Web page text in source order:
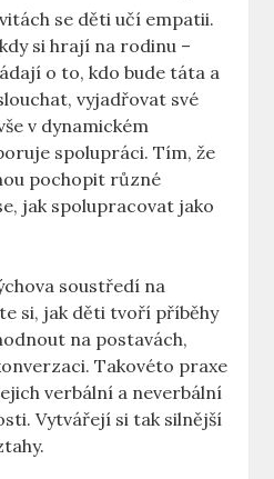
se děti učí empatii.
si hrají na rodinu –
o to, kdo bude táta a
vyjadřovat své
v dynamickém
spolupráci. Tím, že
pochopit různé
jak spolupracovat jako
soustředí na
si, jak děti tvoří příběhy
na postavách,
Takovéto praxe
verbální a neverbální
Vytvářejí si tak silnější